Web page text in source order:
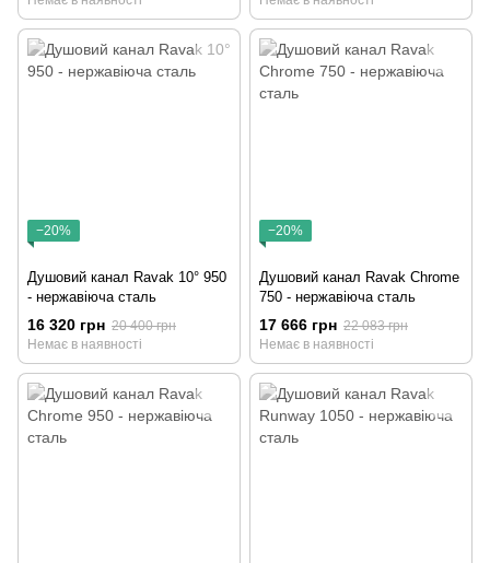
−20%
Душовий канал Ravak 10° 950
- нержавіюча сталь
16 320 грн 20 400 грн
Немає в наявності
−20%
Душовий канал Ravak Chrome
750 - нержавіюча сталь
17 666 грн 22 083 грн
Немає в наявності